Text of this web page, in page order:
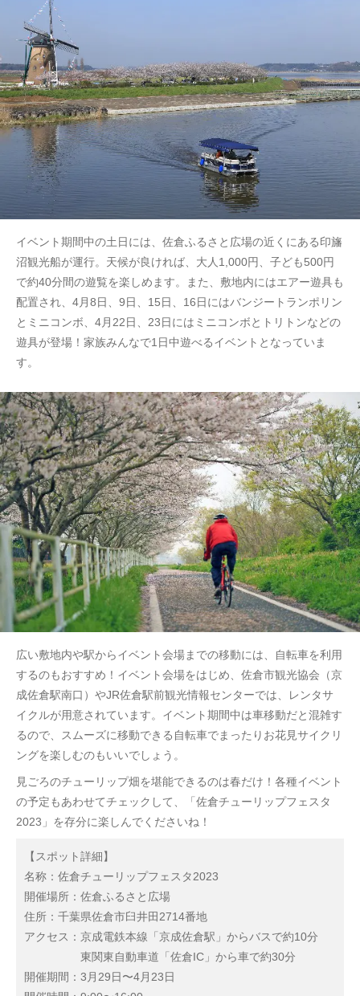
イベント期間中の土日には、佐倉ふるさと広場の近くにある印旛
沼観光船が運行。天候が良ければ、大人1,000円、子ども500円
で約40分間の遊覧を楽しめます。また、敷地内にはエアー遊具も
配置され、4月8日、9日、15日、16日にはバンジートランポリン
とミニコンボ、4月22日、23日にはミニコンボとトリトンなどの
遊具が登場！家族みんなで1日中遊べるイベントとなっていま
す。
広い敷地内や駅からイベント会場までの移動には、自転車を利用
するのもおすすめ！イベント会場をはじめ、佐倉市観光協会（京
成佐倉駅南口）やJR佐倉駅前観光情報センターでは、レンタサ
イクルが用意されています。イベント期間中は車移動だと混雑す
るので、スムーズに移動できる自転車でまったりお花見サイクリ
ングを楽しむのもいいでしょう。
見ごろのチューリップ畑を堪能できるのは春だけ！各種イベント
の予定もあわせてチェックして、「佐倉チューリップフェスタ
2023」を存分に楽しんでくださいね！
【スポット詳細】
名称：佐倉チューリップフェスタ2023
開催場所：佐倉ふるさと広場
住所：千葉県佐倉市臼井田2714番地
アクセス：京成電鉄本線「京成佐倉駅」からバスで約10分
東関東自動車道「佐倉IC」から車で約30分
開催期間：3月29日〜4月23日